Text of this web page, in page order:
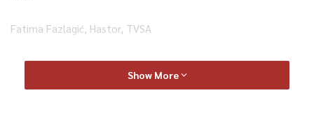
Fatima Fazlagić, Hastor, TVSA
Cijene goriva su poskupile a rast će i u narednom periodu.
Potvrđuju to i distributeri goriva, jer kako ističu cijena barela
Show More